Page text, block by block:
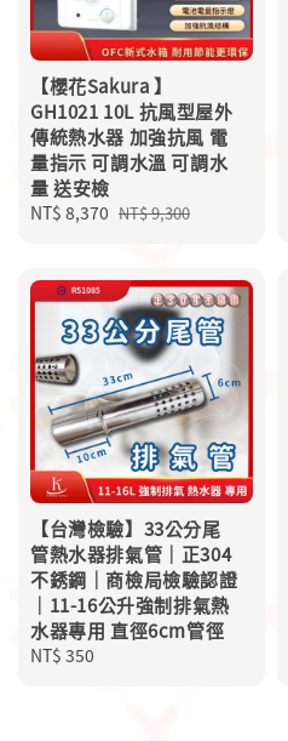
【櫻花Sakura 】
GH1021 10L 抗風型屋外
傳統熱水器 加強抗風 電
量指示 可調水溫 可調水
量 送安檢
Sale
NT$ 8,370 Regular
NT$ 9,300
【台灣檢驗】33公分尾
管熱水器排氣管｜正304
不銹鋼｜商檢局檢驗認證
｜11-16公升強制排氣熱
水器專用 直徑6cm管徑
Regular
NT$ 350